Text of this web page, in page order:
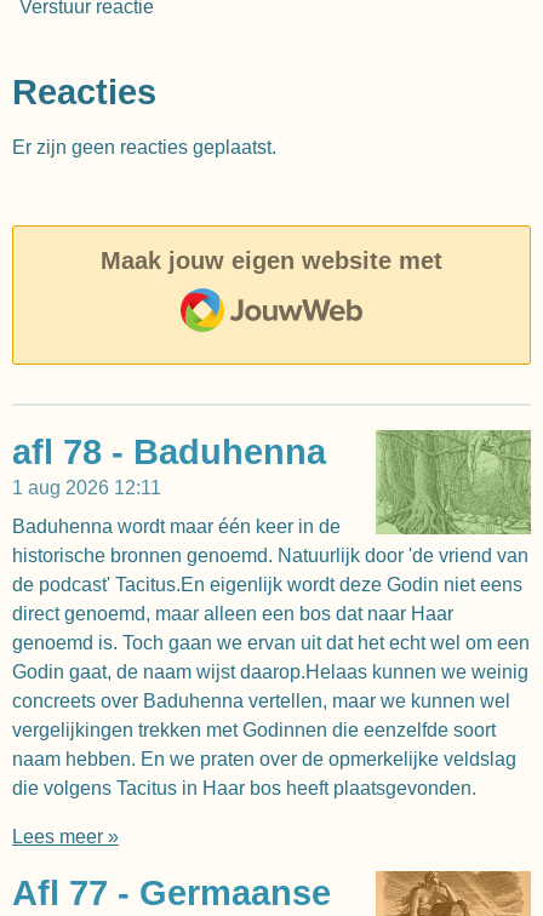
Verstuur reactie
Reacties
Er zijn geen reacties geplaatst.
Maak jouw eigen website met
JouwWeb
afl 78 - Baduhenna
1 aug 2026 12:11
Baduhenna wordt maar één keer in de
historische bronnen genoemd. Natuurlijk door 'de vriend van
de podcast' Tacitus.En eigenlijk wordt deze Godin niet eens
direct genoemd, maar alleen een bos dat naar Haar
genoemd is. Toch gaan we ervan uit dat het echt wel om een
Godin gaat, de naam wijst daarop.Helaas kunnen we weinig
concreets over Baduhenna vertellen, maar we kunnen wel
vergelijkingen trekken met Godinnen die eenzelfde soort
naam hebben. En we praten over de opmerkelijke veldslag
die volgens Tacitus in Haar bos heeft plaatsgevonden.
Lees meer »
Afl 77 - Germaanse